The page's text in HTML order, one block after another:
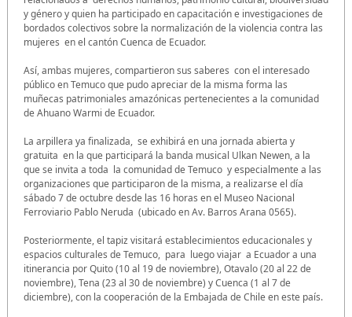
y género y quien ha participado en capacitación e investigaciones de
bordados colectivos sobre la normalización de la violencia contra las
mujeres en el cantón Cuenca de Ecuador.
Así, ambas mujeres, compartieron sus saberes con el interesado
público en Temuco que pudo apreciar de la misma forma las
muñecas patrimoniales amazónicas pertenecientes a la comunidad
de Ahuano Warmi de Ecuador.
La arpillera ya finalizada, se exhibirá en una jornada abierta y
gratuita en la que participará la banda musical Ulkan Newen, a la
que se invita a toda la comunidad de Temuco y especialmente a las
organizaciones que participaron de la misma, a realizarse el día
sábado 7 de octubre desde las 16 horas en el Museo Nacional
Ferroviario Pablo Neruda (ubicado en Av. Barros Arana 0565).
Posteriormente, el tapiz visitará establecimientos educacionales y
espacios culturales de Temuco, para luego viajar a Ecuador a una
itinerancia por Quito (10 al 19 de noviembre), Otavalo (20 al 22 de
noviembre), Tena (23 al 30 de noviembre) y Cuenca (1 al 7 de
diciembre), con la cooperación de la Embajada de Chile en este país.